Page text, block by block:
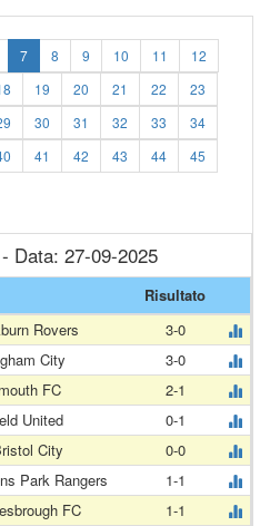
7 8 9 10 11
12
19 20 21 22
23
30 31 32 33
34
41 42 43 44
45
Data: 27-09-2025
Risultato
Rovers
3-0
City
3-0
FC
2-1
United
0-1
City
0-0
Park Rangers
1-1
FC
1-1